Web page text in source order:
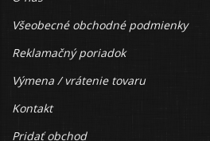
Všeobecné obchodné podmienky
Reklamačný poriadok
Výmena / vrátenie tovaru
Kontakt
Pridať obchod